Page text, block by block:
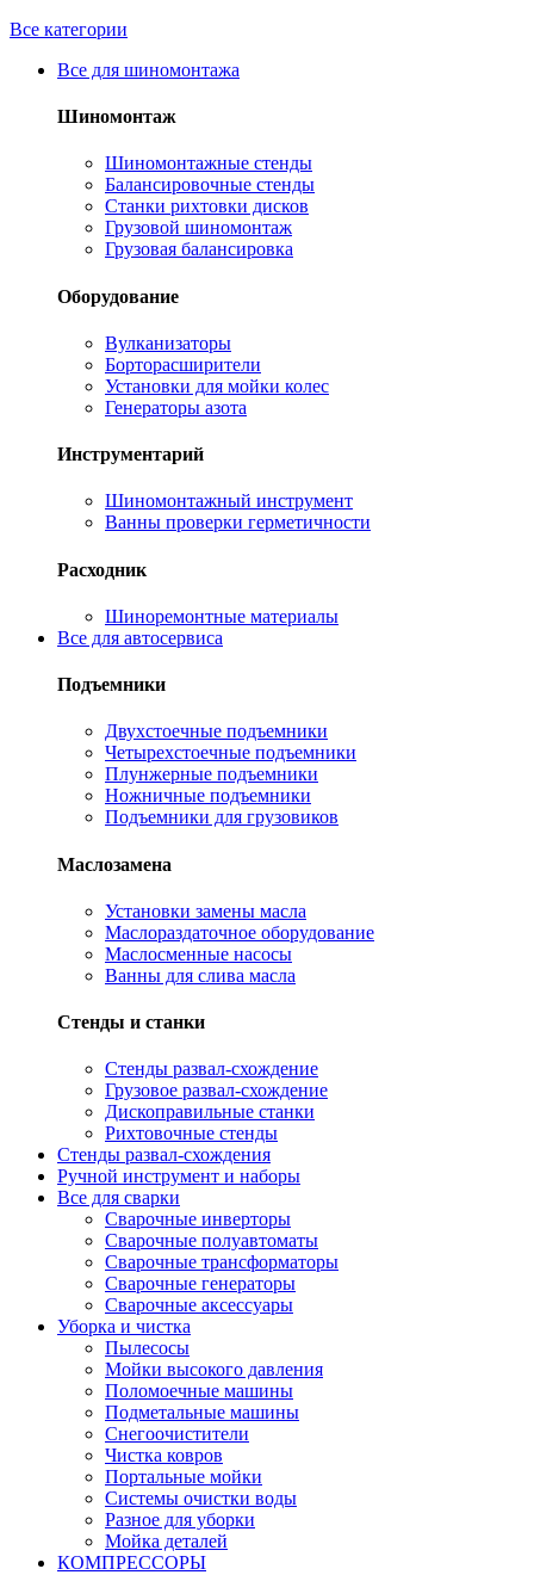
Все категории
Все для шиномонтажа
Шиномонтаж
Шиномонтажные стенды
Балансировочные стенды
Станки рихтовки дисков
Грузовой шиномонтаж
Грузовая балансировка
Оборудование
Вулканизаторы
Борторасширители
Установки для мойки колес
Генераторы азота
Инструментарий
Шиномонтажный инструмент
Ванны проверки герметичности
Расходник
Шиноремонтные материалы
Все для автосервиса
Подъемники
Двухстоечные подъемники
Четырехстоечные подъемники
Плунжерные подъемники
Ножничные подъемники
Подъемники для грузовиков
Маслозамена
Установки замены масла
Маслораздаточное оборудование
Маслосменные насосы
Ванны для слива масла
Стенды и станки
Стенды развал-схождение
Грузовое развал-схождение
Дископравильные станки
Рихтовочные стенды
Стенды развал-схождения
Ручной инструмент и наборы
Все для сварки
Сварочные инверторы
Сварочные полуавтоматы
Сварочные трансформаторы
Сварочные генераторы
Сварочные аксессуары
Уборка и чистка
Пылесосы
Мойки высокого давления
Поломоечные машины
Подметальные машины
Снегоочистители
Чистка ковров
Портальные мойки
Системы очистки воды
Разное для уборки
Мойка деталей
КОМПРЕССОРЫ